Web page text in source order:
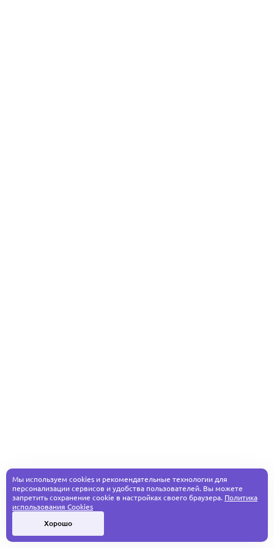
Мы используем cookies и рекомендательные технологии для
персонализации сервисов и удобства пользователей. Вы можете
запретить сохранение cookie в настройках своего браузера. Политика
использования Cookies
Хорошо